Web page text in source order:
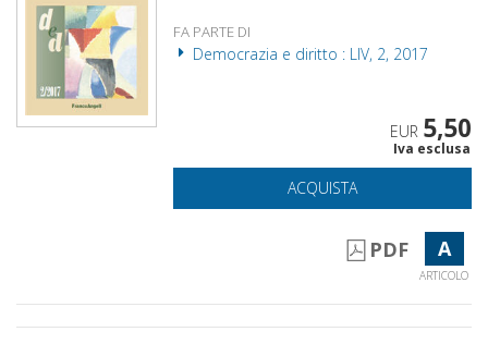
FA PARTE DI
Democrazia e diritto : LIV, 2, 2017
EUR 5,50
Iva esclusa
ACQUISTA
PDF A
ARTICOLO